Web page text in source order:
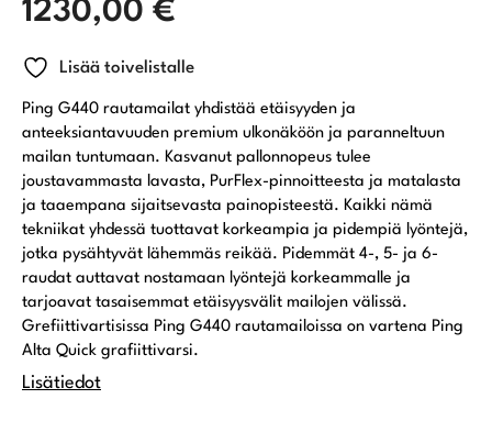
1230,00 €
Lisää toivelistalle
Ping G440 rautamailat yhdistää etäisyyden ja
anteeksiantavuuden premium ulkonäköön ja paranneltuun
mailan tuntumaan. Kasvanut pallonnopeus tulee
joustavammasta lavasta, PurFlex-pinnoitteesta ja matalasta
ja taaempana sijaitsevasta painopisteestä. Kaikki nämä
tekniikat yhdessä tuottavat korkeampia ja pidempiä lyöntejä,
jotka pysähtyvät lähemmäs reikää. Pidemmät 4-, 5- ja 6-
raudat auttavat nostamaan lyöntejä korkeammalle ja
tarjoavat tasaisemmat etäisyysvälit mailojen välissä.
Grefiittivartisissa Ping G440 rautamailoissa on vartena Ping
Alta Quick grafiittivarsi.
Lisätiedot